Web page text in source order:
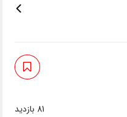
81 بازدید